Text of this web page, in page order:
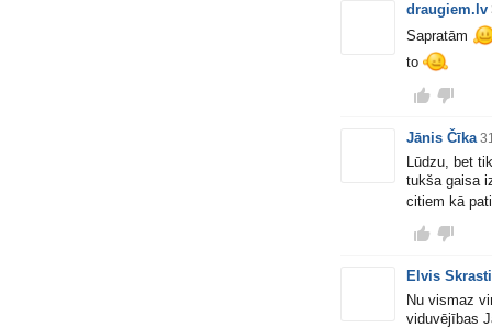
draugiem.lv
Sapratām
to
Jānis Čīka
Lūdzu, bet
tukša gaisa
citiem kā
Elvis
Nu vismaz
viduvējības